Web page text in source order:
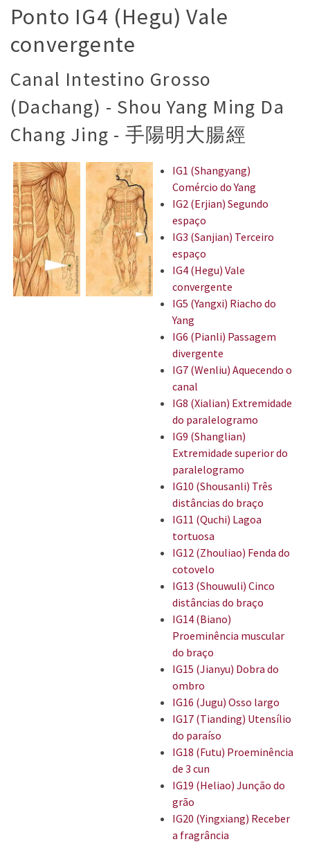
Ponto IG4 (Hegu) Vale
convergente
Canal Intestino Grosso
(Dachang) - Shou Yang Ming Da
Chang Jing - 手陽明大腸經
IG1 (Shangyang)
Comércio do Yang
IG2 (Erjian) Segundo
espaço
IG3 (Sanjian) Terceiro
espaço
IG4 (Hegu) Vale
convergente
IG5 (Yangxi) Riacho do
Yang
IG6 (Pianli) Passagem
divergente
IG7 (Wenliu) Aquecendo o
canal
IG8 (Xialian) Extremidade
do paralelogramo
IG9 (Shanglian)
Extremidade superior do
paralelogramo
IG10 (Shousanli) Três
distâncias do braço
IG11 (Quchi) Lagoa
tortuosa
IG12 (Zhouliao) Fenda do
cotovelo
IG13 (Shouwuli) Cinco
distâncias do braço
IG14 (Biano)
Proeminência muscular
do braço
IG15 (Jianyu) Dobra do
ombro
IG16 (Jugu) Osso largo
IG17 (Tianding) Utensílio
do paraíso
IG18 (Futu) Proeminência
de 3 cun
IG19 (Heliao) Junção do
grão
IG20 (Yingxiang) Receber
a fragrância